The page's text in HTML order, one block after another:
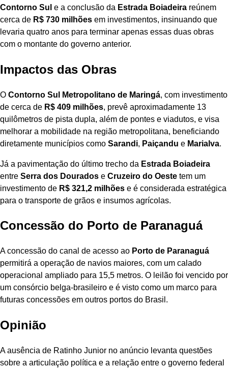
Contorno Sul e a conclusão da Estrada Boiadeira reúnem
cerca de R$ 730 milhões em investimentos, insinuando que
levaria quatro anos para terminar apenas essas duas obras
com o montante do governo anterior.
Impactos das Obras
O Contorno Sul Metropolitano de Maringá, com investimento
de cerca de R$ 409 milhões, prevê aproximadamente 13
quilômetros de pista dupla, além de pontes e viadutos, e visa
melhorar a mobilidade na região metropolitana, beneficiando
diretamente municípios como Sarandi, Paiçandu e Marialva.
Já a pavimentação do último trecho da Estrada Boiadeira
entre Serra dos Dourados e Cruzeiro do Oeste tem um
investimento de R$ 321,2 milhões e é considerada estratégica
para o transporte de grãos e insumos agrícolas.
Concessão do Porto de Paranaguá
A concessão do canal de acesso ao Porto de Paranaguá
permitirá a operação de navios maiores, com um calado
operacional ampliado para 15,5 metros. O leilão foi vencido por
um consórcio belga-brasileiro e é visto como um marco para
futuras concessões em outros portos do Brasil.
Opinião
A ausência de Ratinho Junior no anúncio levanta questões
sobre a articulação política e a relação entre o governo federal